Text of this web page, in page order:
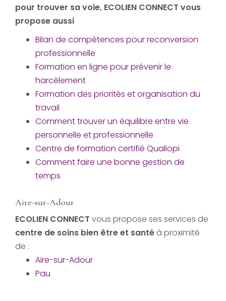
pour trouver sa voie, ECOLIEN CONNECT vous
propose aussi
Bilan de compétences pour reconversion
professionnelle
Formation en ligne pour prévenir le
harcèlement
Formation des priorités et organisation du
travail
Comment trouver un équilibre entre vie
personnelle et professionnelle
Centre de formation certifié Qualiopi
Comment faire une bonne gestion de
temps
Aire-sur-Adour
ECOLIEN CONNECT vous propose ses services de
centre de soins bien être et santé à proximité
de :
Aire-sur-Adour
Pau